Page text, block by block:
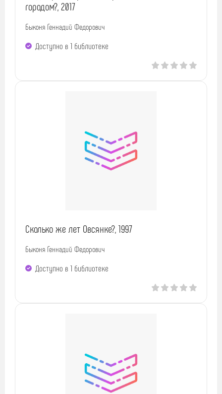
городом?, 2017
Быконя Геннадий Федорович
Доступно в 1 библиотекe
Сколько же лет Овсянке?, 1997
Быконя Геннадий Федорович
Доступно в 1 библиотекe